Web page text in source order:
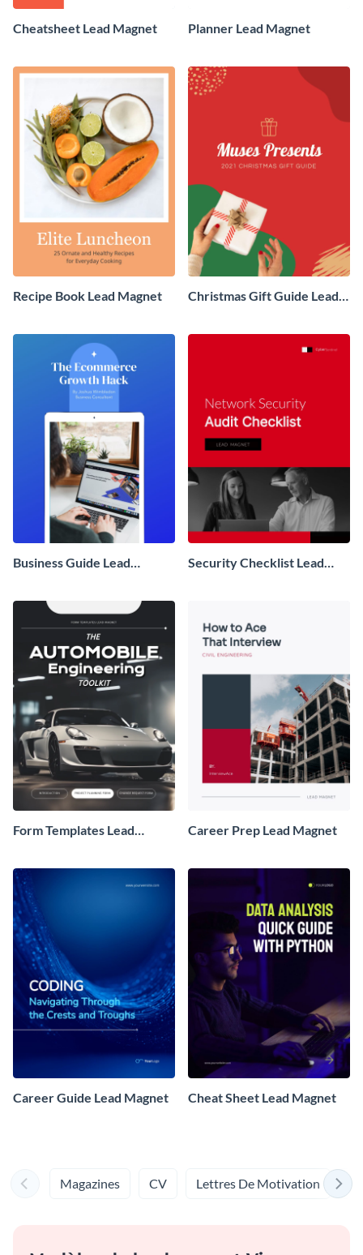
Cheatsheet Lead Magnet Planner Lead Magnet
Recipe Book Lead Magnet
Christmas Gift Guide Lead
Business Guide Lead
Security Checklist Lead
Form Templates Lead
Career Prep Lead Magnet
Career Guide Lead Magnet Cheat Sheet Lead Magnet
Magazines CV Lettres De Motivation